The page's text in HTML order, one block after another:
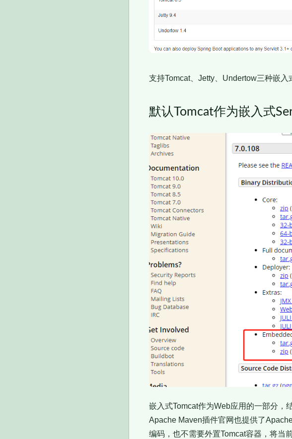
支持Tomcat、Jetty、Undertow三种嵌入
默认Tomcat作为嵌入式
嵌入式Tomcat作为Web应用的一部分，
Apache Maven插件官网也提供了
编码，也不需要外置Tomcat容器，将当